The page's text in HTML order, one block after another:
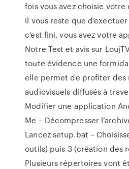
fois vous avez choisie
il vous reste que
c’est fini, vous avez votre
Notre Test et avis sur
toute évidence une
elle permet de profiter des
audiovisuels diffusés à
Modifier une application
Me – Décompresser
Lancez setup.bat –
outils) puis 3 (création des
Plusieurs répertoires vont